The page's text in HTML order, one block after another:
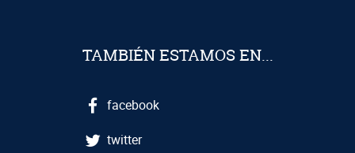
TAMBIÉN ESTAMOS EN...
facebook
twitter